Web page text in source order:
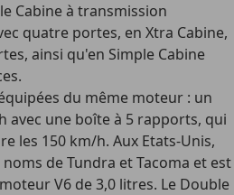
Cabine à transmission
quatre portes, en Xtra Cabine,
ainsi qu'en Simple Cabine
du même moteur : un
avec une boîte à 5 rapports, qui
les 150 km/h. Aux Etats-Unis,
de Tundra et Tacoma et est
V6 de 3,0 litres. Le Double